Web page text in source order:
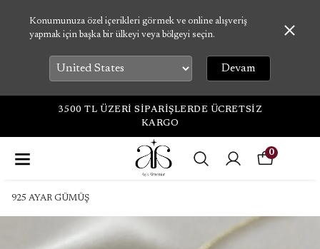
Konumunuza özel içerikleri görmek ve online alışveriş
yapmak için başka bir ülkeyi veya bölgeyi seçin.
Devam
3500 TL ÜZERİ SİPARİŞLERDE ÜCRETSİZ
KARGO
0
925 AYAR GÜMÜŞ